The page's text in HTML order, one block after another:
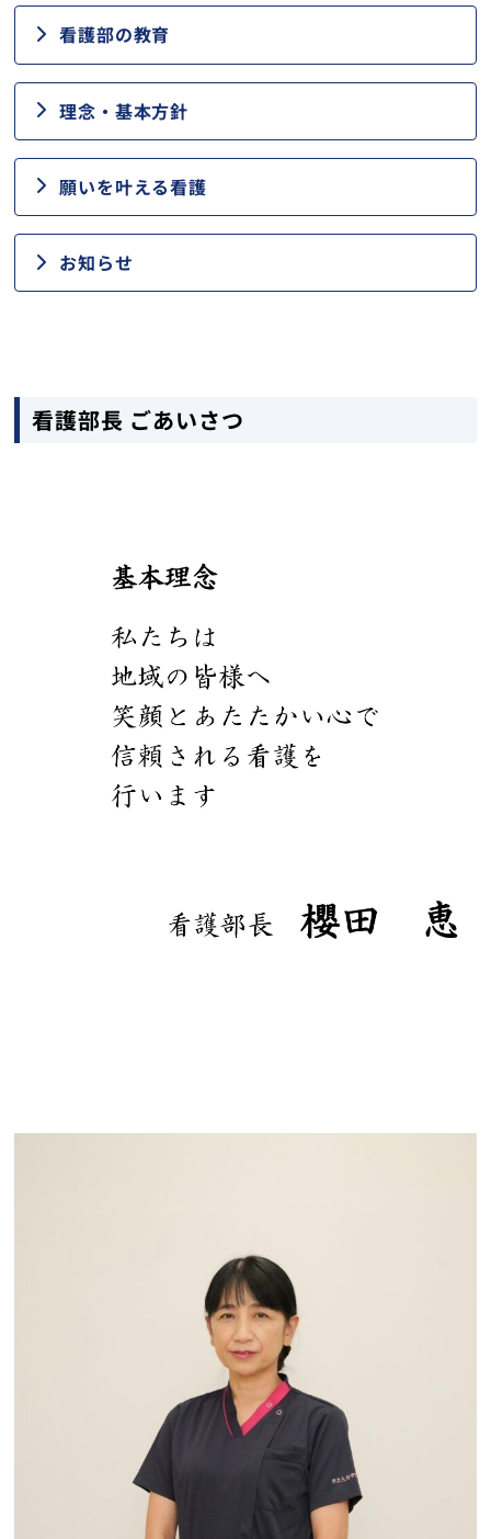
トップ
看護部の教育
理念・基本方針
願いを叶える看護
お知らせ
看護部長 ごあいさつ